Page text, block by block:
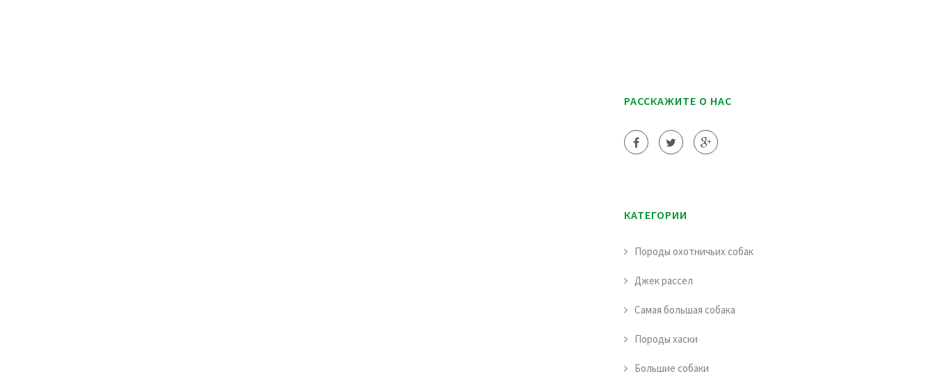
РАССКАЖИТЕ О НАС
КАТЕГОРИИ
Породы охотничьих собак
Джек рассел
Самая большая собака
Породы хаски
Большие собаки